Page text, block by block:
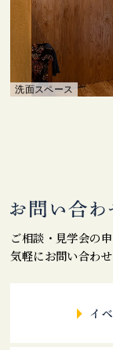
洗面スペース
ご相談・見学会の
気軽にお問い合わせ